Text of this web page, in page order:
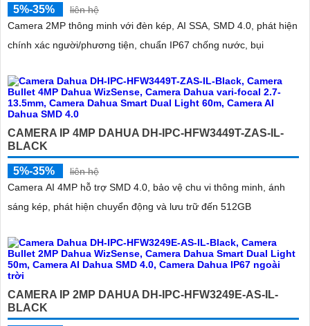
5%-35%
liên hệ
Camera 2MP thông minh với đèn kép, AI SSA, SMD 4.0, phát hiện
chính xác người/phương tiện, chuẩn IP67 chống nước, bụi
CAMERA IP 4MP DAHUA DH-IPC-HFW3449T-ZAS-IL-
BLACK
5%-35%
liên hệ
Camera AI 4MP hỗ trợ SMD 4.0, bảo vệ chu vi thông minh, ánh
sáng kép, phát hiện chuyển động và lưu trữ đến 512GB
CAMERA IP 2MP DAHUA DH-IPC-HFW3249E-AS-IL-
BLACK